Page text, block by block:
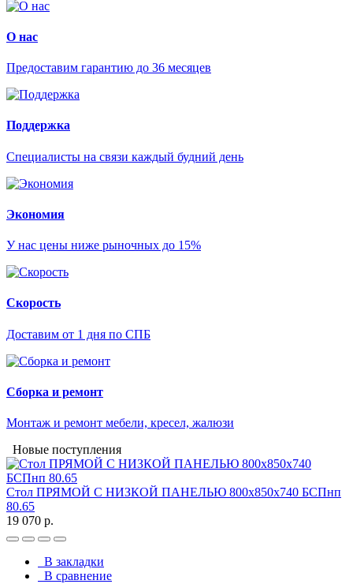
О нас
Предоставим гарантию до 36 месяцев
Поддержка
Специалисты на связи каждый будний день
Экономия
У нас цены ниже рыночных до 15%
Скорость
Доставим от 1 дня по СПБ
Сборка и ремонт
Монтаж и ремонт мебели, кресел, жалюзи
Новые поступления
Стол ПРЯМОЙ С НИЗКОЙ ПАНЕЛЬЮ 800х850х740 БСПнп
80.65
19 070 р.
В закладки
В сравнение